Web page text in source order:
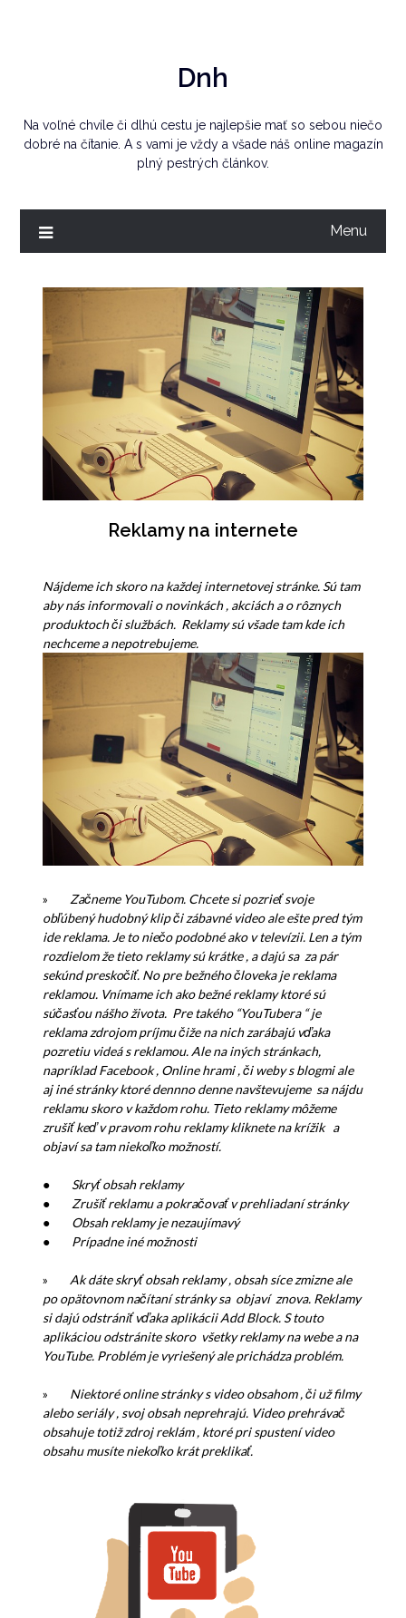
Dnh
Na voľné chvíle či dlhú cestu je najlepšie mať so sebou niečo
dobré na čítanie. A s vami je vždy a všade náš online magazín
plný pestrých článkov.
Menu
Reklamy na internete
Nájdeme ich skoro na každej internetovej stránke. Sú tam
aby nás informovali o novinkách , akciách a o rôznych
produktoch či službách. Reklamy sú všade tam kde ich
nechceme a nepotrebujeme.
» Začneme YouTubom. Chcete si pozrieť svoje
obľúbený hudobný klip či zábavné video ale ešte pred tým
ide reklama. Je to niečo podobné ako v televízii. Len a tým
rozdielom že tieto reklamy sú krátke , a dajú sa za pár
sekúnd preskočiť. No pre bežného človeka je reklama
reklamou. Vnímame ich ako bežné reklamy ktoré sú
súčasťou nášho života. Pre takého “YouTubera “ je
reklama zdrojom príjmu čiže na nich zarábajú vďaka
pozretiu videá s reklamou. Ale na iných stránkach,
napríklad Facebook , Online hrami , či weby s blogmi ale
aj iné stránky ktoré dennno denne navštevujeme sa nájdu
reklamu skoro v každom rohu. Tieto reklamy môžeme
zrušiť keď v pravom rohu reklamy kliknete na krížik a
objaví sa tam niekoľko možností.
● Skryť obsah reklamy
● Zrušiť reklamu a pokračovať v prehliadaní stránky
● Obsah reklamy je nezaujímavý
● Prípadne iné možnosti
» Ak dáte skryť obsah reklamy , obsah síce zmizne ale
po opätovnom načítaní stránky sa objaví znova. Reklamy
si dajú odstrániť vďaka aplikácii Add Block. S touto
aplikáciou odstránite skoro všetky reklamy na webe a na
YouTube. Problém je vyriešený ale prichádza problém.
» Niektoré online stránky s video obsahom , či už filmy
alebo seriály , svoj obsah neprehrajú. Video prehrávač
obsahuje totiž zdroj reklám , ktoré pri spustení video
obsahu musíte niekoľko krát preklikať.